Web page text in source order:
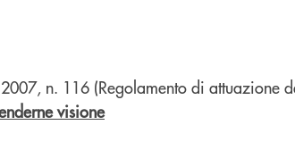
n. 116 (Regolamento di
visione